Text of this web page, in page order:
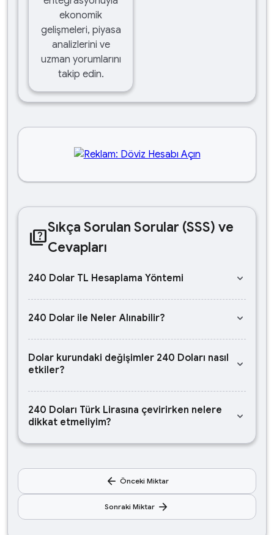
ekonomik
gelişmeleri, piyasa
analizlerini ve
uzman yorumlarını
takip edin.
quizSıkça Sorulan Sorular (SSS) ve
Cevapları
240 Dolar TL Hesaplama Yöntemi keyboard_arrow_down
240 Dolar ile Neler Alınabilir? keyboard_arrow_down
Dolar kurundaki değişimler 240 Doları nasıl
etkiler?
keyboard_arrow_down
240 Doları Türk Lirasına çevirirken nelere
dikkat etmeliyim?
keyboard_arrow_down
arrow_back Önceki Miktar
Sonraki Miktar arrow_forward